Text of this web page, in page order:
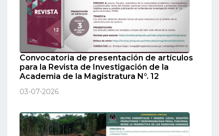
Convocatoria de presentación de artículos
para la Revista de Investigación de la
Academia de la Magistratura N°. 12
03-07-2026